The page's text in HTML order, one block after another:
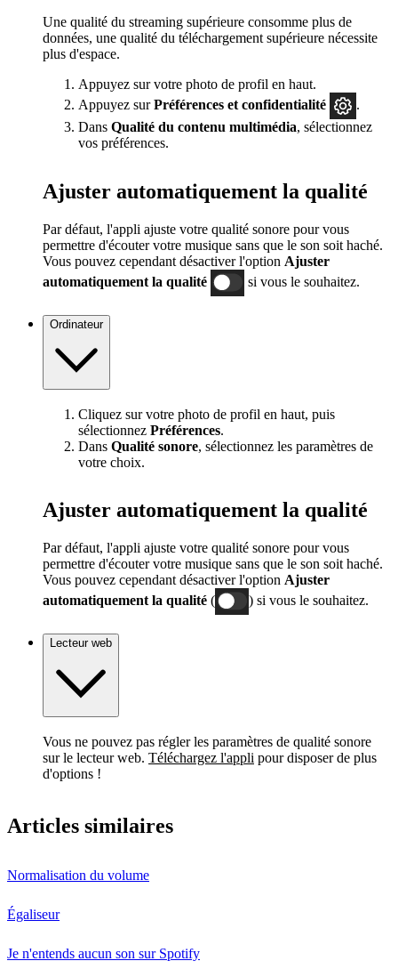
Une qualité du streaming supérieure consomme plus de
données, une qualité du téléchargement supérieure nécessite
plus d'espace.
Appuyez sur votre photo de profil en haut.
Appuyez surPréférences et confidentialité
.
Dans Qualité du contenu multimédia, sélectionnez
vos préférences.
Ajuster automatiquement la qualité
Par défaut, l'appli ajuste votre qualité sonore pour vous
permettre d'écouter votre musique sans que le son soit haché.
Vous pouvez cependant désactiver l'option Ajuster
automatiquement la qualité
si vous le souhaitez.
Ordinateur
Cliquez sur votre photo de profil en haut, puis
sélectionnez Préférences.
Dans Qualité sonore, sélectionnez les paramètres de
votre choix.
Ajuster automatiquement la qualité
Par défaut, l'appli ajuste votre qualité sonore pour vous
permettre d'écouter votre musique sans que le son soit haché.
Vous pouvez cependant désactiver l'option Ajuster
automatiquement la qualité ( ) si vous le souhaitez.
Lecteur web
Vous ne pouvez pas régler les paramètres de qualité sonore
sur le lecteur web. Téléchargez l'appli pour disposer de plus
d'options !
Articles similaires
Normalisation du volume
Égaliseur
Je n'entends aucun son sur Spotify